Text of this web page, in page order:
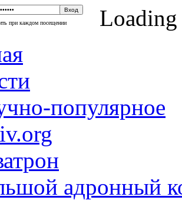
при каждом посещении
Loading
популярное
адронный